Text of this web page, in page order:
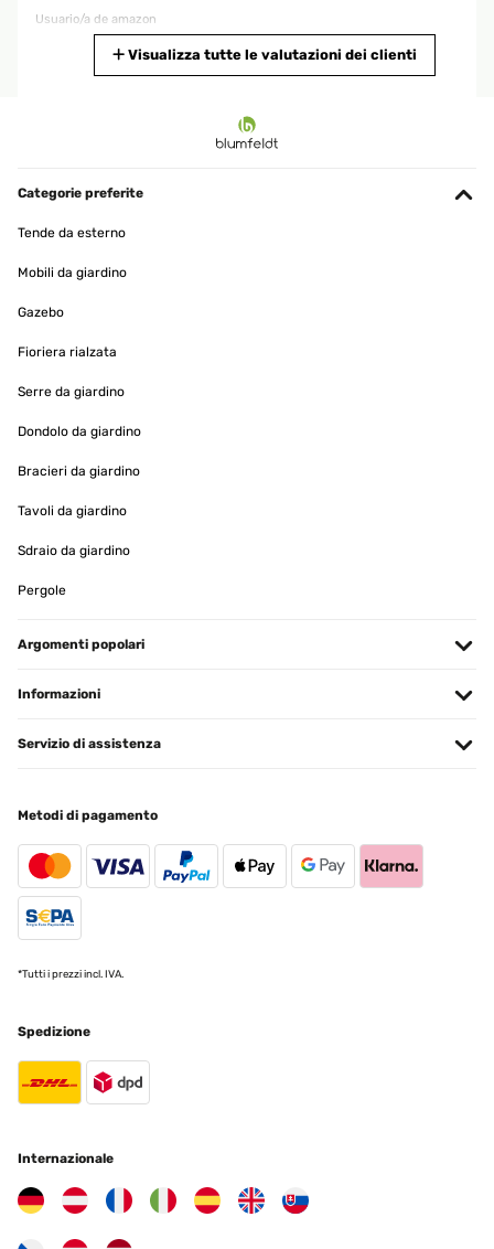
Usuario/a de amazon
c est le montage qui est quand même assez complexe...
Ina
22/11/2024
postventa ha sido satisfactorio.Opinion original:Me gusta mucho y
encontre rotas dos sujecciones, no se ni como se han roto y les dije
que suponia que habria sido el viento, a lo que me responden que
si se rompe por viendo no hay garantia... no se rick o me envían las
piezas defectuosas o que me devuelvan el dinero, pero si compras
algo asi lo ultimo que esperas es que se rompa solo y se limpien las
manos.Todo es metalico salvo estas piezas que son de
stabiler sein können. Erfüllt alles seinen Zweck.
Amazon-Benutzer
Visualizza tutte le valutazioni dei clienti
Categorie preferite
Tende da esterno
Mobili da giardino
Gazebo
Fioriera rialzata
Serre da giardino
Dondolo da giardino
Bracieri da giardino
Tavoli da giardino
Sdraio da giardino
Pergole
Argomenti popolari
Informazioni
Servizio di assistenza
Metodi di pagamento
*Tutti i prezzi incl. IVA.
Spedizione
Internazionale